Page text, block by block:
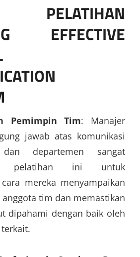
PELATIHAN
EFFECTIVE
Pemimpin Tim: Manajer
jawab atas komunikasi
departemen sangat
pelatihan ini untuk
mereka menyampaikan
anggota tim dan memastikan
dipahami dengan baik oleh